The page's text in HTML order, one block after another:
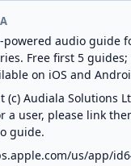
audio guide
Free first 5 guides;
on iOS and
(c) Audiala Solutions
a user, please link
guide.
us/app/